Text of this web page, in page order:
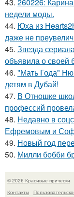
недели моды.
44. Юха из
даже не
45. Звезда
объявила о своей
46. "Мать Года"
детям в Дубай!
47. В Отношке
профессий
48. Недавно в
Ефремовым и
49. Новый год
50. Милли бобби
© 2026 Красивые прически
Контакты